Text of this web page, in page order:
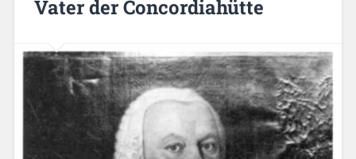
Vater der Concordiahütte